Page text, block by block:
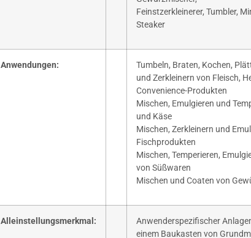
Feinstzerkleinerer, Tumbler,
Steaker
Anwendungen:
Tumbeln, Braten, Kochen,
und Zerkleinern von Fleisch,
Convenience-Produkten
Mischen, Emulgieren und
und Käse
Mischen, Zerkleinern und
Fischprodukten
Mischen, Temperieren,
von Süßwaren
Mischen und Coaten von
Alleinstellungsmerkmal:
Anwenderspezifischer
einem Baukasten von